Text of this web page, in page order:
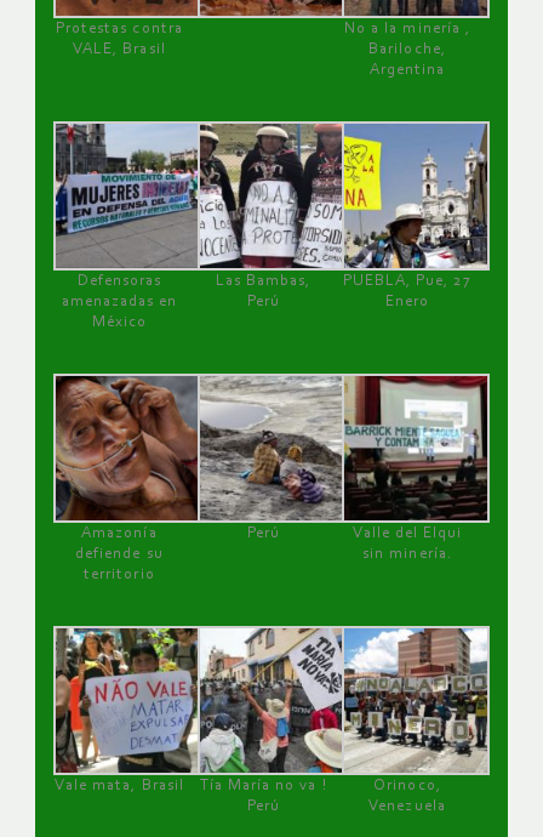
Protestas contra
VALE, Brasil
No a la minería ,
Bariloche,
Argentina
Defensoras
amenazadas en
México
Las Bambas,
Perú
PUEBLA, Pue, 27
Enero
Amazonía
defiende su
territorio
Perú
Valle del Elqui
sin minería.
Vale mata, Brasil
Tía María no va !
Perú
Orinoco,
Venezuela